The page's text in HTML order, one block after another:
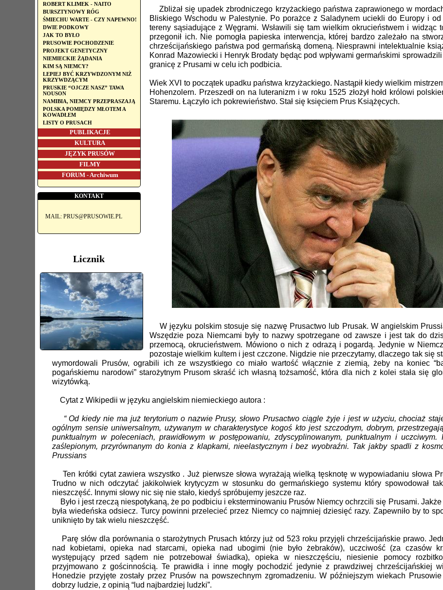
ROBERT KLIMEK - NAITO
BURSZTYNOWY RÓG
ŚMIECHU WARTE - CZY NAPEWNO!
DWIE PODKOWY
JAK TO BYŁO
PRUSOWIE POCHODZENIE
PROJEKT GENETYCZNY
NIEMIECKIE ŻĄDANIA
KIM SĄ NIEMCY?
LEPIEJ BYĆ KRZYWDZONYM NIŻ
KRZYWDZĄCYM
PRUSKIE “OJCZE NASZ” TAWA
NOUSON
NAMIBIA, NIEMCY PRZEPRASZAJĄ
POLSKA POMIĘDZY MŁOTEM A
KOWADŁEM
LISTY O PRUSACH
PUBLIKACJE
KULTURA
JĘZYK PRUSÓW
FILMY
FORUM - Archiwum
KONTAKT
MAIL: PRUS@PRUSOWIE.PL
Licznik
Zbliżał się upadek zbrodniczego krzyżackiego państwa zaprawionego w
Bliskiego Wschodu w Palestynie. Po porażce z Saladynem uciekli do Europy i
tereny sąsiadujące z Węgrami. Wsławili się tam wielkim okrucieństwem i widząc
przegonił ich. Nie pomogła papieska interwencja, której bardzo zależało na
chrześcijańskiego państwa pod germańską domeną. Niesprawni intelektualnie
Konrad Mazowiecki i Henryk Brodaty będąc pod wpływami germańskimi
granicę z Prusami w celu ich podbicia.
Wiek XVI to początek upadku państwa krzyżackiego. Nastąpił kiedy wielkim
Hohenzolern. Przeszedł on na luteranizm i w roku 1525 złożył hołd królowi
Staremu. Łączyło ich pokrewieństwo. Stał się księciem Prus Książęcych.
W języku polskim stosuje się nazwę Prusactwo lub Prusak. W angielskim
Wszędzie poza Niemcami były to nazwy spotrzegane od zawsze i jest tak do
przemocą, okrucieństwem. Mówiono o nich z odrazą i pogardą. Jedynie w
pozostaje wielkim kultem i jest czczone. Nigdzie nie przeczytamy, dlaczego tak się
wymordowali Prusów, ograbili ich ze wszystkiego co miało wartość włącznie z ziemią, żeby na koniec
pogańskiemu narodowi” starożytnym Prusom skraść ich własną tożsamość, która dla nich z kolei stała się
wizytówką.
Cytat z Wikipedii w języku angielskim niemieckiego autora :
“ Od kiedy nie ma już terytorium o nazwie Prusy, słowo Prusactwo ciągle żyje i jest w użyciu, chociaż
ogólnym sensie uniwersalnym, używanym w charakterystyce kogoś kto jest szczodrym, dobrym,
punktualnym w poleceniach, prawidłowym w postępowaniu, zdyscyplinowanym, punktualnym i uczciwym.
zaślepionym, przyrównanym do konia z klapkami, nieelastycznym i bez wyobraźni. Tak jakby spadli z
Prussians
Ten krótki cytat zawiera wszystko . Już pierwsze słowa wyrażają wielką tęsknotę w wypowiadaniu słowa
Trudno w nich odczytać jakikolwiek krytycyzm w stosunku do germańskiego systemu który spowodował
nieszczęść. Innymi słowy nic się nie stało, kiedyś spróbujemy jeszcze raz.
Było i jest rzeczą niespotykaną, że po podbiciu i eksterminowaniu Prusów Niemcy ochrzcili się Prusami. Jakże
była wiedeńska odsiecz. Turcy powinni przelecieć przez Niemcy co najmniej dziesięć razy. Zapewniło by to
uniknięto by tak wielu nieszczęść.
Parę słów dla porównania o starożytnych Prusach którzy już od 523 roku przyjęli chrześcijańskie prawo.
nad kobietami, opieka nad starcami, opieka nad ubogimi (nie było żebraków), uczciwość (za czasów
występujący przed sądem nie potrzebował świadka), opieka w nieszczęściu, niesienie pomocy
przyjmowano z gościnnością. Te prawidła i inne mogły pochodzić jedynie z prawdziwej chrześcijańskiej
Honedzie przyjęte zostały przez Prusów na powszechnym zgromadzeniu. W późniejszym wiekach
dobrzy ludzie, z opinią “lud najbardziej ludzki”.